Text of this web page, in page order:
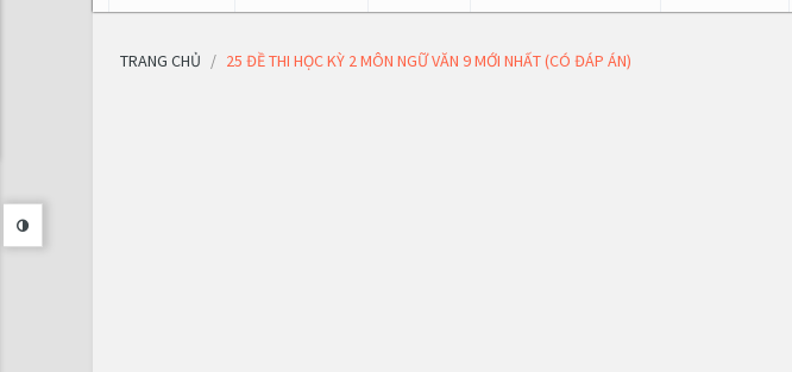
TRANG CHỦ 25 ĐỀ THI HỌC KỲ 2 MÔN NGỮ VĂN 9 MỚI NHẤT (CÓ ĐÁP ÁN)